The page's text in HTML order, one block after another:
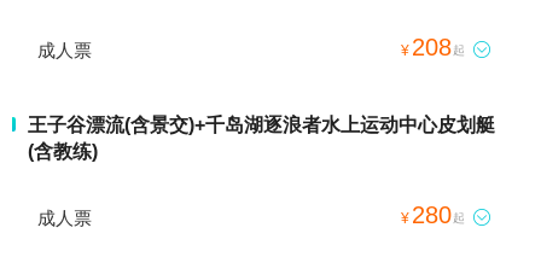
成人票 ¥ 208起 
王子谷漂流(含景交)+千岛湖逐浪者水上运动中心皮划艇
(含教练)
成人票 ¥ 280起 